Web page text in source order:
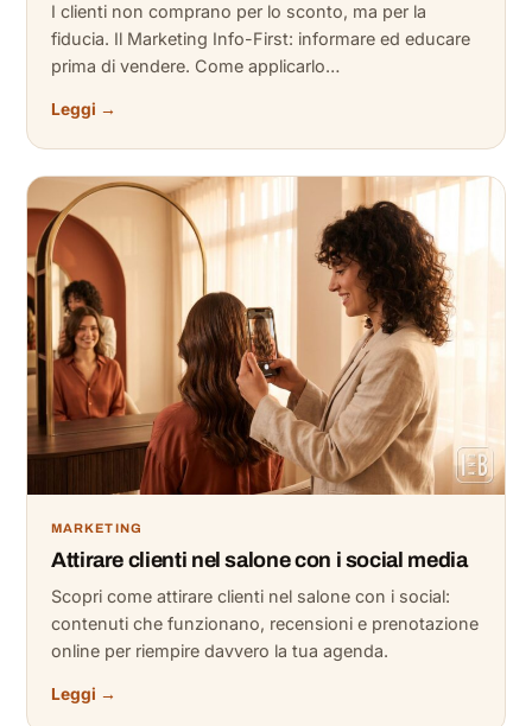
I clienti non comprano per lo sconto, ma per la
fiducia. Il Marketing Info-First: informare ed educare
prima di vendere. Come applicarlo…
Leggi →
MARKETING
Attirare clienti nel salone con i social media
Scopri come attirare clienti nel salone con i social:
contenuti che funzionano, recensioni e prenotazione
online per riempire davvero la tua agenda.
Leggi →